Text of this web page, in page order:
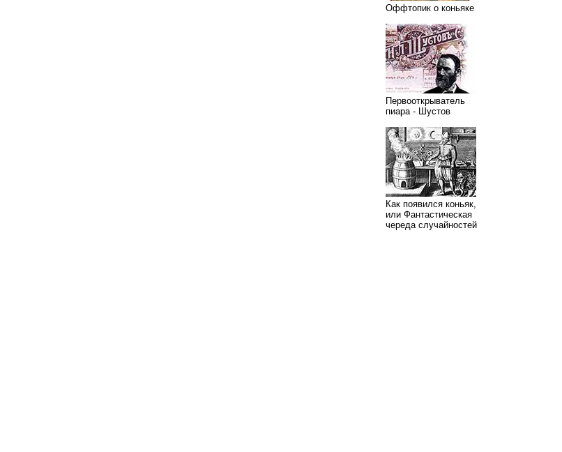
Оффтопик о коньяке
Первооткрыватель
пиара - Шустов
Как появился коньяк,
или Фантастическая
череда случайностей